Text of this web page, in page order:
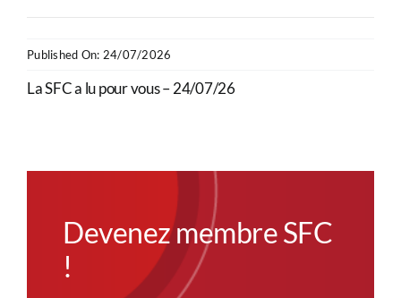
Published On: 24/07/2026
La SFC a lu pour vous – 24/07/26
Devenez membre SFC
!